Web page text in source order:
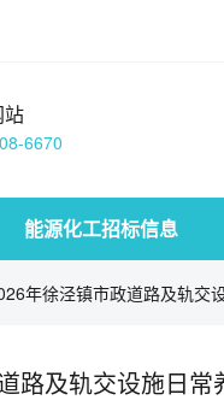
站
6670
能源化工招标信息
年徐泾镇市政道路及轨
路及轨交设施日